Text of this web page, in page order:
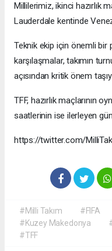
Millilerimiz, ikinci hazırlık
Lauderdale kentinde
Teknik ekip için önemli bir
karşılaşmalar, takımın
açısından kritik önem
TFF, hazırlık maçlarının
saatlerinin ise ilerleyen
https://twitter.com/
#Milli Takım #FIFA
#Kuzey Makedonya
#TFF